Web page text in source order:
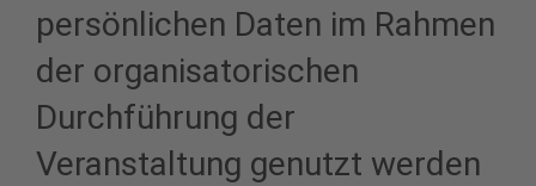
persönlichen Daten im Rahmen
der organisatorischen
Durchführung der
Veranstaltung genutzt werden